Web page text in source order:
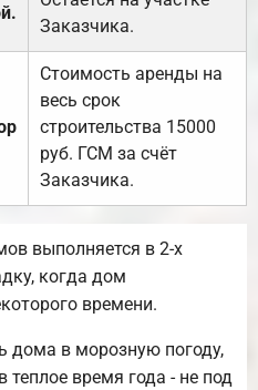
Заказчика.
Стоимость аренды на
весь срок
строительства 15000
руб. ГСМ за счёт
Заказчика.
выполняется в 2-х
когда дом
времени.
дома в морозную погоду,
время года - не под